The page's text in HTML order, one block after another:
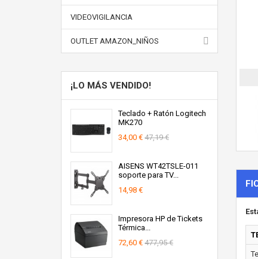
VIDEOVIGILANCIA
OUTLET AMAZON_NIÑOS
¡LO MÁS VENDIDO!
Teclado + Ratón Logitech
MK270
34,00 € 47,19 €
AISENS WT42TSLE-011
soporte para TV...
14,98 €
Impresora HP de Tickets
Térmica...
72,60 € 477,95 €